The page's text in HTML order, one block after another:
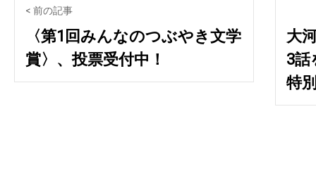
< 前の記事
〈第1回みんなのつぶやき文学
賞〉、投票受付中！
大
3話
特